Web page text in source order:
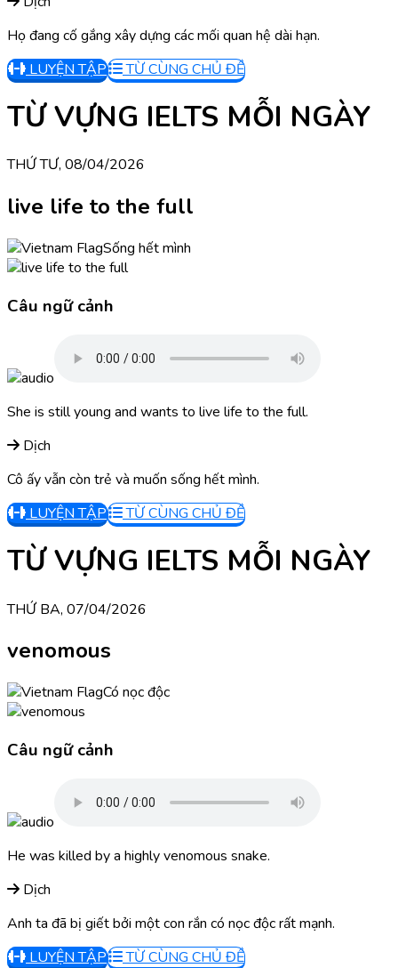
Họ đang cố gắng xây dựng các mối quan hệ dài hạn.
LUYỆN TẬP
TỪ CÙNG CHỦ ĐỀ
TỪ VỰNG IELTS MỖI NGÀY
THỨ TƯ, 08/04/2026
live life to the full
Sống hết mình
Câu ngữ cảnh
She is still young and wants to live life to the full.
Dịch
Cô ấy vẫn còn trẻ và muốn sống hết mình.
LUYỆN TẬP
TỪ CÙNG CHỦ ĐỀ
TỪ VỰNG IELTS MỖI NGÀY
THỨ BA, 07/04/2026
venomous
Có nọc độc
Câu ngữ cảnh
He was killed by a highly venomous snake.
Dịch
Anh ta đã bị giết bởi một con rắn có nọc độc rất mạnh.
LUYỆN TẬP
TỪ CÙNG CHỦ ĐỀ